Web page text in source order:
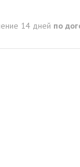
14 дней по